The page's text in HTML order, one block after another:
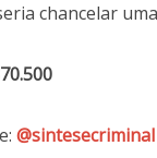
chancelar
@sintesecriminal